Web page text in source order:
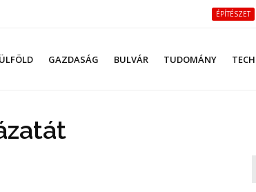
ÉPÍTÉSZET
GAZDASÁG BULVÁR TUDOMÁNY TECH